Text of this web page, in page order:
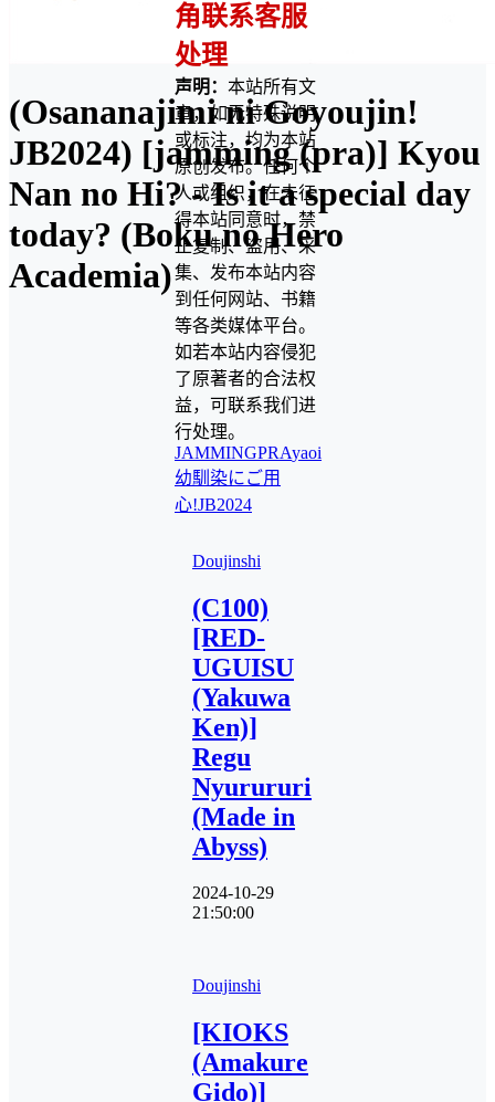
(Osananajimi ni Goyoujin!
JB2024) [jamming (pra)] Kyou
Nan no Hi? - Is it a special day
today? (Boku no Hero
Academia)
角联系客服
处理
声明： 本站所有文
章，如无特殊说明
或标注，均为本站
原创发布。任何个
人或组织，在未征
得本站同意时，禁
止复制、盗用、采
集、发布本站内容
到任何网站、书籍
等各类媒体平台。
如若本站内容侵犯
了原著者的合法权
益，可联系我们进
行处理。
JAMMINGPRAyaoi
幼馴染にご用
心!JB2024
Doujinshi
(C100)
[RED-
UGUISU
(Yakuwa
Ken)]
Regu
Nyurururi
(Made in
Abyss)
2024-10-29
21:50:00
Doujinshi
[KIOKS
(Amakure
Gido)]